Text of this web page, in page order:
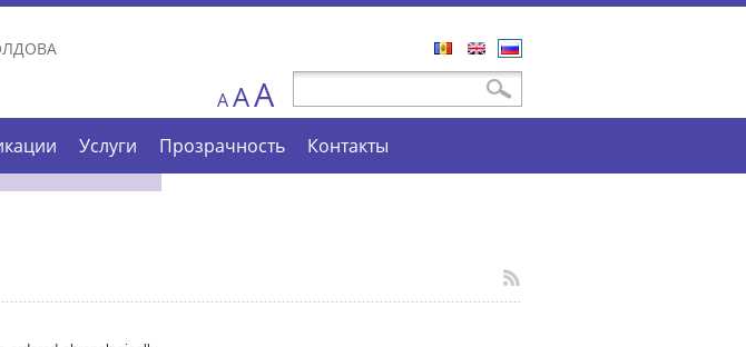
Поиск
A AA
Услуги Прозрачность Контакты